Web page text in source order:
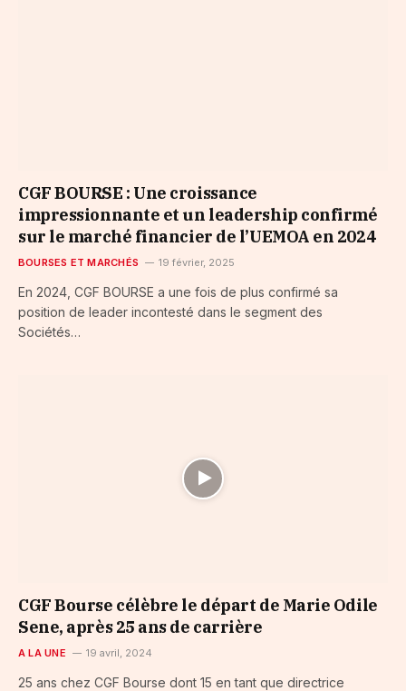
CGF BOURSE : Une croissance
impressionnante et un leadership confirmé
sur le marché financier de l’UEMOA en 2024
BOURSES ET MARCHÉS 19 février, 2025
En 2024, CGF BOURSE a une fois de plus confirmé sa
position de leader incontesté dans le segment des
Sociétés…
CGF Bourse célèbre le départ de Marie Odile
Sene, après 25 ans de carrière
A LA UNE 19 avril, 2024
25 ans chez CGF Bourse dont 15 en tant que directrice